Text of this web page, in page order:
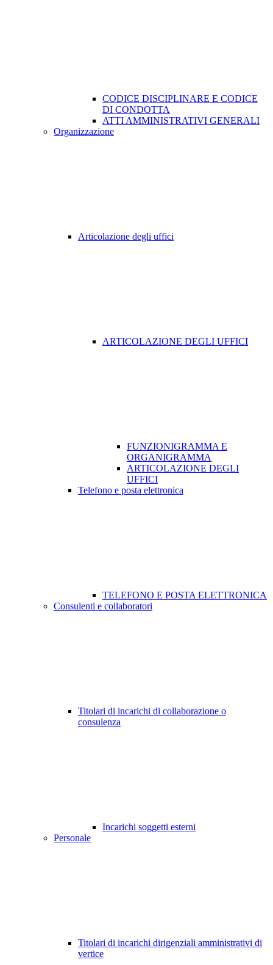
CODICE DISCIPLINARE E CODICE
DI CONDOTTA
ATTI AMMINISTRATIVI GENERALI
Organizzazione
Articolazione degli uffici
ARTICOLAZIONE DEGLI UFFICI
FUNZIONIGRAMMA E
ORGANIGRAMMA
ARTICOLAZIONE DEGLI
UFFICI
Telefono e posta elettronica
TELEFONO E POSTA ELETTRONICA
Consulenti e collaboratori
Titolari di incarichi di collaborazione o
consulenza
Incarichi soggetti esterni
Personale
Titolari di incarichi dirigenziali amministrativi di
vertice